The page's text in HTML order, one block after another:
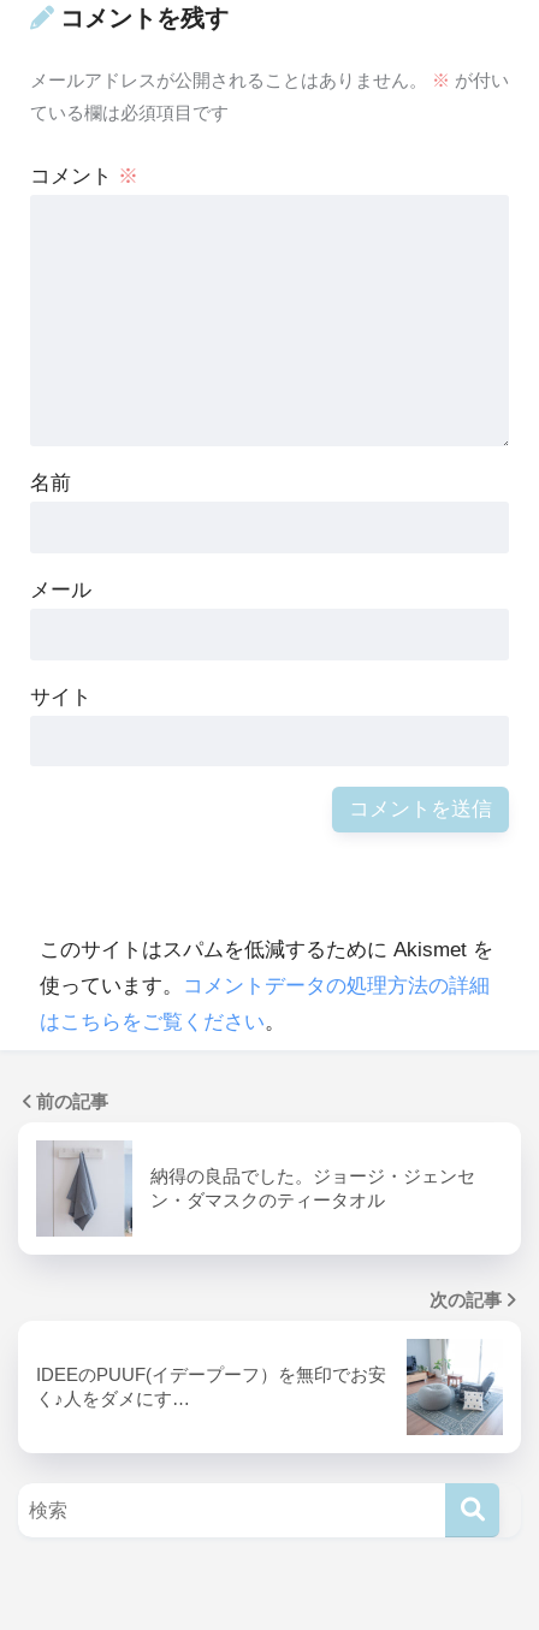
コメントを残す
メールアドレスが公開されることはありません。 ※ が付い
ている欄は必須項目です
コメント ※
名前
メール
サイト
このサイトはスパムを低減するために Akismet を
使っています。 コメントデータの処理方法の詳細
はこちらをご覧ください。
前の記事
納得の良品でした。ジョージ・ジェンセ
ン・ダマスクのティータオル
次の記事
IDEEのPUUF(イデープーフ）を無印でお安
く♪人をダメにす…